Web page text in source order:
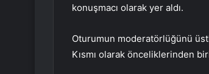
konuşmacı olarak yer aldı.
Oturumun moderatörlüğünü
Kısmı olarak önceliklerinden